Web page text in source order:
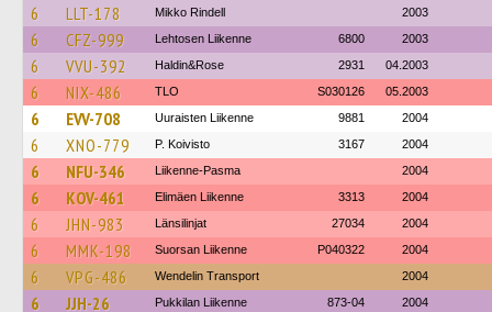
6 LLT-178 Mikko Rindell 2003
6 CFZ-999 Lehtosen Liikenne 6800 2003
6 VVU-392 Haldin&Rose 2931 04.2003
6 NIX-486 TLO S030126 05.2003
6 EVV-708 Uuraisten Liikenne 9881 2004
6 XNO-779 P. Koivisto 3167 2004
6 NFU-346 Liikenne-Pasma 2004
6 KOV-461 Elimäen Liikenne 3313 2004
6 JHN-983 Länsilinjat 27034 2004
6 MMK-198 Suorsan Liikenne P040322 2004
6 VPG-486 Wendelin Transport 2004
6 JJH-26 Pukkilan Liikenne 873-04 2004